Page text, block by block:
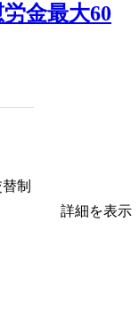
金最大60
制
詳細を表示